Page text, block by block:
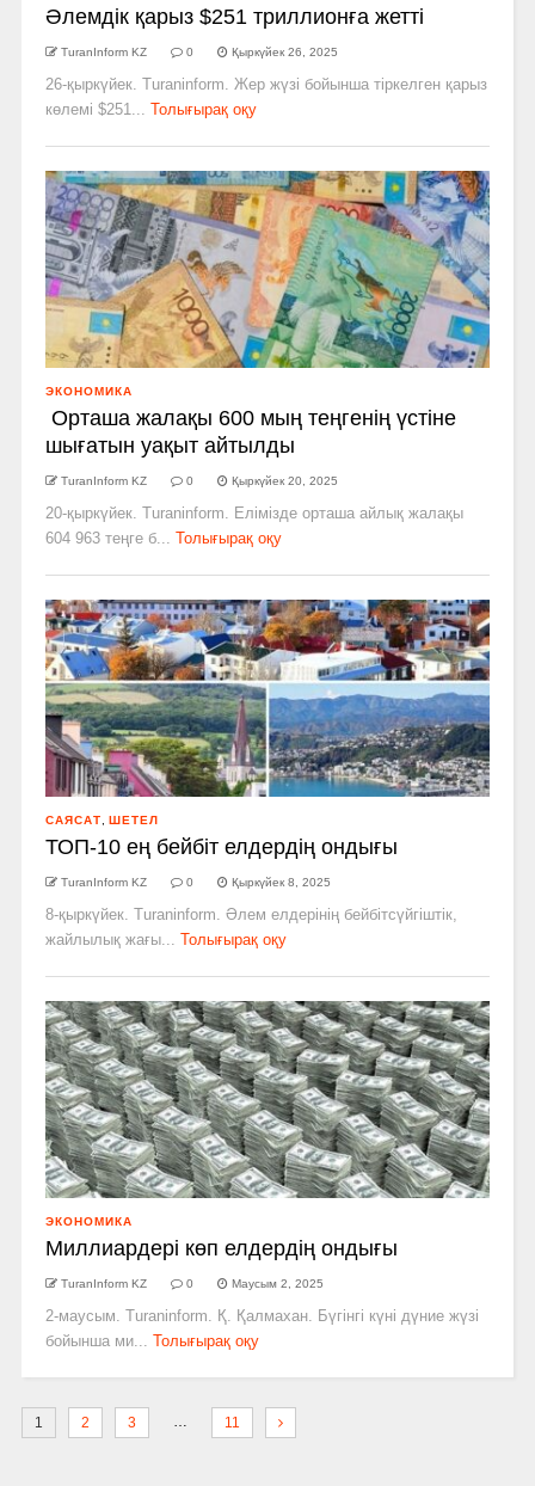
Әлемдік қарыз $251 триллионға жетті
TuranInform KZ 0 Қыркүйек 26, 2025
26-қыркүйек. Turaninform. Жер жүзі бойынша тіркелген қарыз
көлемі $251...
Толығырақ оқу
ЭКОНОМИКА
Орташа жалақы 600 мың теңгенің үстіне
шығатын уақыт айтылды
TuranInform KZ 0 Қыркүйек 20, 2025
20-қыркүйек. Turaninform. Елімізде орташа айлық жалақы
604 963 теңге б...
Толығырақ оқу
САЯСАТ ШЕТЕЛ
ТОП-10 ең бейбіт елдердің ондығы
TuranInform KZ 0 Қыркүйек 8, 2025
8-қыркүйек. Turaninform. Әлем елдерінің бейбітсүйгіштік,
жайлылық жағы...
Толығырақ оқу
ЭКОНОМИКА
Миллиардері көп елдердің ондығы
TuranInform KZ 0 Маусым 2, 2025
2-маусым. Turaninform. Қ. Қалмахан. Бүгінгі күні дүние жүзі
бойынша ми...
Толығырақ оқу
1 2 3 11